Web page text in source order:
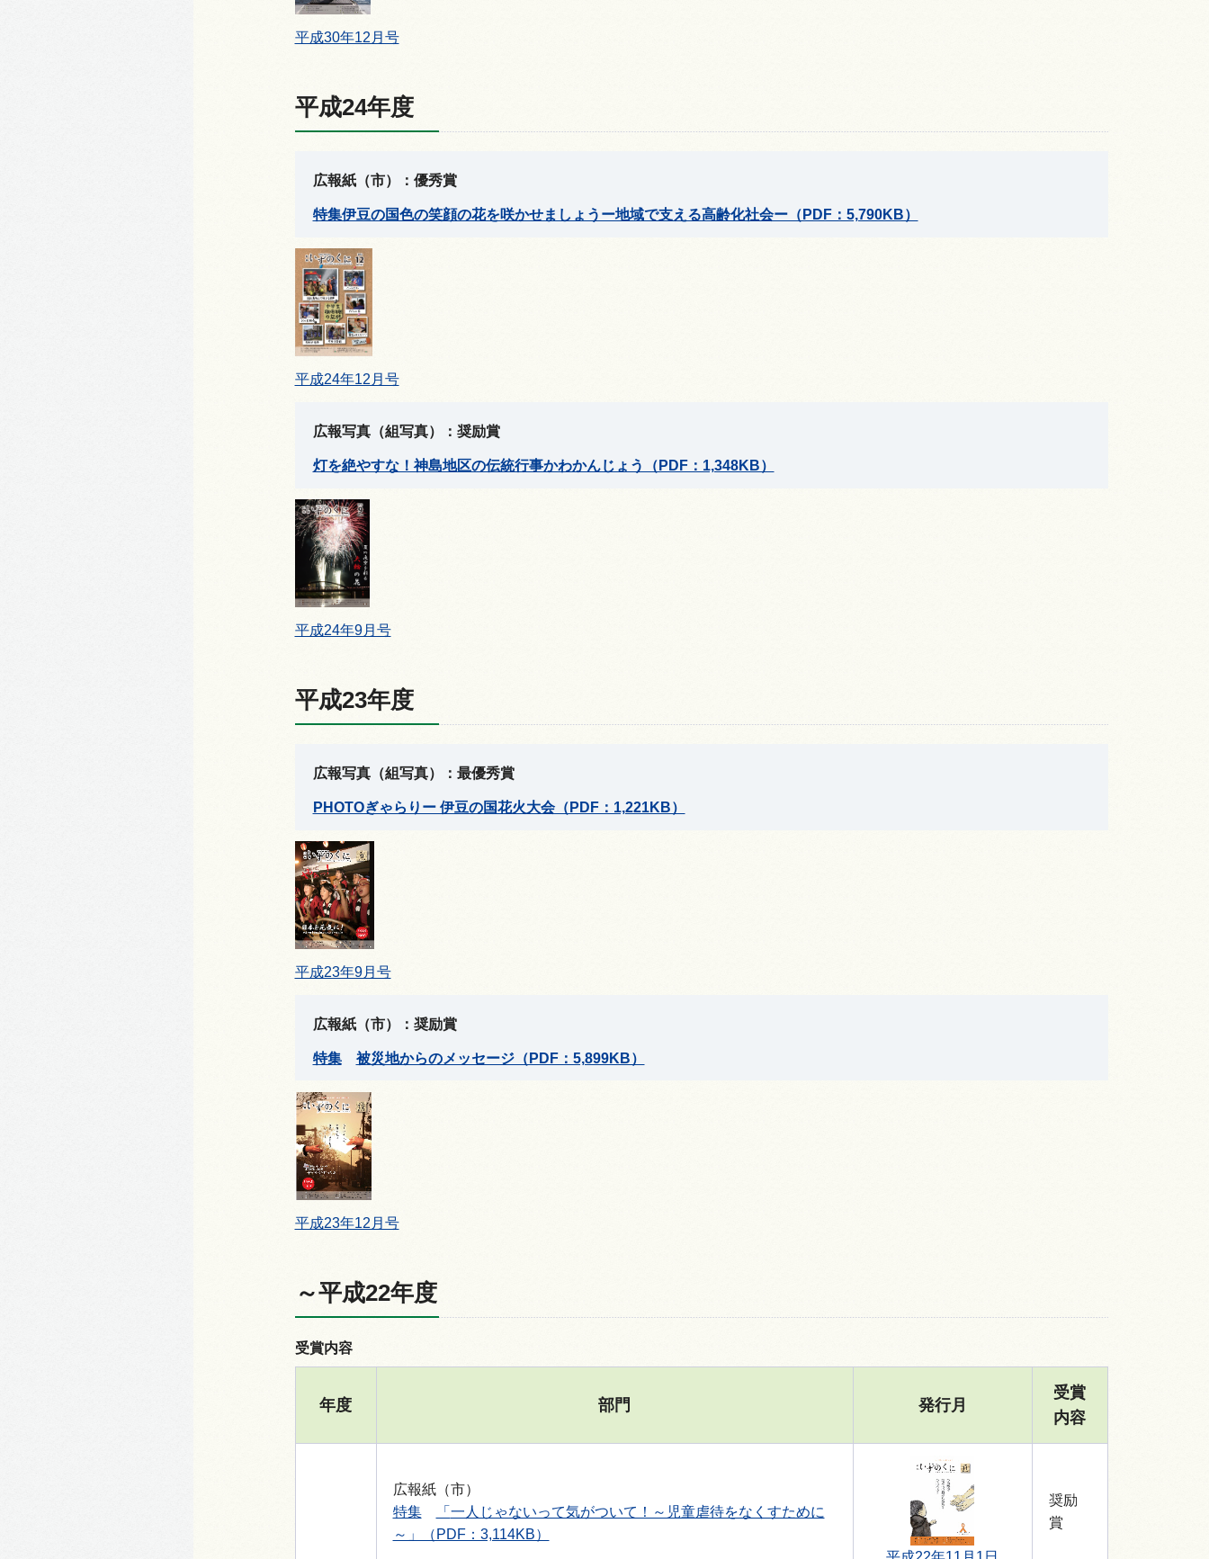
平成30年12月号
平成24年度
広報紙（市）：優秀賞
特集伊豆の国色の笑顔の花を咲かせましょうー地域で支える高齢化社会ー（PDF：5,790KB）
平成24年12月号
広報写真（組写真）：奨励賞
灯を絶やすな！神島地区の伝統行事かわかんじょう（PDF：1,348KB）
平成24年9月号
平成23年度
広報写真（組写真）：最優秀賞
PHOTOぎゃらりー 伊豆の国花火大会（PDF：1,221KB）
平成23年9月号
広報紙（市）：奨励賞
特集 被災地からのメッセージ（PDF：5,899KB）
平成23年12月号
～平成22年度
受賞内容
年度 部門 発行月
受賞
内容
広報紙（市）
特集
「 一人じゃないって気がついて！～児童虐待をなくすために
～」（PDF：3,114KB）
奨励
賞